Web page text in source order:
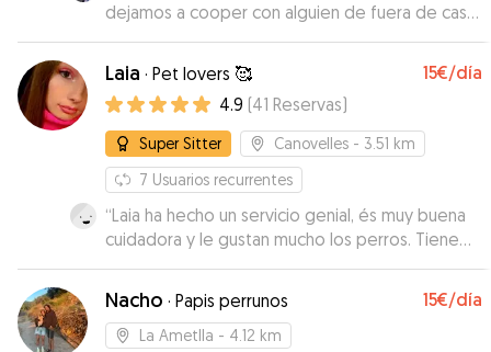
dejamos a cooper con alguien de fuera de casa
y la experiéncia ha sido muy positiva”
Laia · Pet lovers 🥰 15€/día
4.9 (41 Reservas)
Super Sitter Canovelles - 3.51 km
7 Usuarios recurrentes
“Laia ha hecho un servicio genial, és muy buena
cuidadora y le gustan mucho los perros. Tiene
muy buena relacion con ellos.”
Nacho · Papis perrunos 15€/día
La Ametlla - 4.12 km